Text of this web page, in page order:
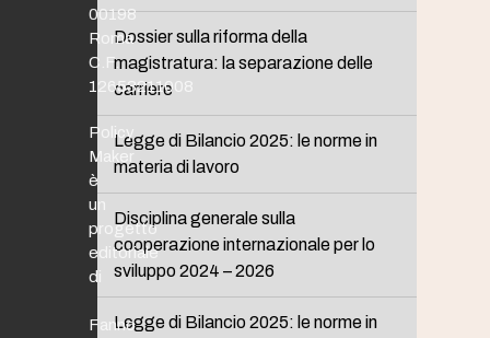
Dossier sulla riforma della
magistratura: la separazione delle
carriere
Legge di Bilancio 2025: le norme in
materia di lavoro
Disciplina generale sulla
cooperazione internazionale per lo
sviluppo 2024 – 2026
Legge di Bilancio 2025: le norme in
00198
Roma
C.F.
12653211008
Policy
Maker
è
un
progetto
editoriale
di
Fanno